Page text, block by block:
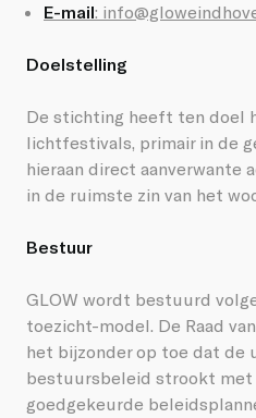
E-mail:
Doelstelling
De stichting heeft ten doel
lichtfestivals, primair in de
hieraan direct aanverwante
in de ruimste zin van het
Bestuur
GLOW wordt bestuurd
toezicht-model. De Raad
het bijzonder op toe dat de
bestuursbeleid strookt met
goedgekeurde